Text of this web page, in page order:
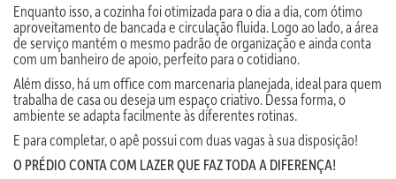
Enquanto isso, a cozinha foi otimizada para o dia a dia, com ótimo
aproveitamento de bancada e circulação fluida. Logo ao lado, a área
de serviço mantém o mesmo padrão de organização e ainda conta
com um banheiro de apoio, perfeito para o cotidiano.
Além disso, há um office com marcenaria planejada, ideal para quem
trabalha de casa ou deseja um espaço criativo. Dessa forma, o
ambiente se adapta facilmente às diferentes rotinas.
E para completar, o apê possui com duas vagas à sua disposição!
O PRÉDIO CONTA COM LAZER QUE FAZ TODA A DIFERENÇA!